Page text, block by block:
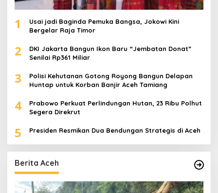
1
Usai jadi Baginda Pemuka Bangsa, Jokowi Kini
Bergelar Raja Timor
2
DKI Jakarta Bangun Ikon Baru “Jembatan Donat”
Senilai Rp361 Miliar
3
Polisi Kehutanan Gotong Royong Bangun Delapan
Huntap untuk Korban Banjir Aceh Tamiang
4
Prabowo Perkuat Perlindungan Hutan, 23 Ribu Polhut
Segera Direkrut
5 Presiden Resmikan Dua Bendungan Strategis di Aceh
Berita Aceh